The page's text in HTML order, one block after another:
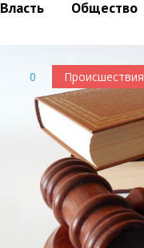
Власть Общество
0 Происшествия